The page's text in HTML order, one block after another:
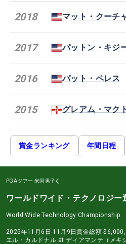
2018 マット・クーチ
2017 パットン・キジ
2016 パット・ペレス
2015 グレアム・マク
賞金ランキング 年間日程
PGAツアー 米国男子
ワールドワイド・テクノロジー
World Wide Technology Championship
2025年11月6日-11月9日賞金総額
エル・カルドナル at ディアマンテ（メキ